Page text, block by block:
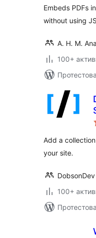
Embeds PDFs
without using
A. H. M.
100+
Add a
your site.
DobsonDev
100+